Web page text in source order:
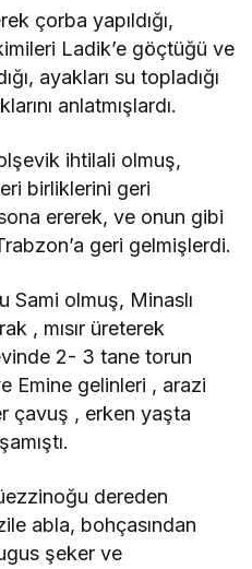
çorba yapıldığı,
Ladik’e göçtüğü ve
ayakları su topladığı
anlatmışlardı.
ihtilali olmuş,
birliklerini geri
ererek, ve onun gibi
geri gelmişlerdi.
Sami olmuş, Minaslı
, mısır üreterek
2- 3 tane torun
Emine gelinleri , arazi
çavuş , erken yaşta
dereden
abla, bohçasından
şeker ve